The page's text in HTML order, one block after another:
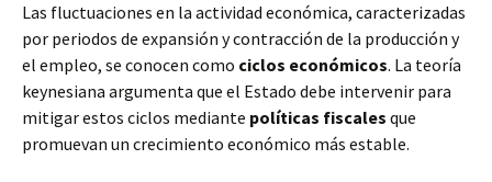
Las fluctuaciones en la actividad económica, caracterizadas
por periodos de expansión y contracción de la producción y
el empleo, se conocen como ciclos económicos. La teoría
keynesiana argumenta que el Estado debe intervenir para
mitigar estos ciclos mediante políticas fiscales que
promuevan un crecimiento económico más estable.